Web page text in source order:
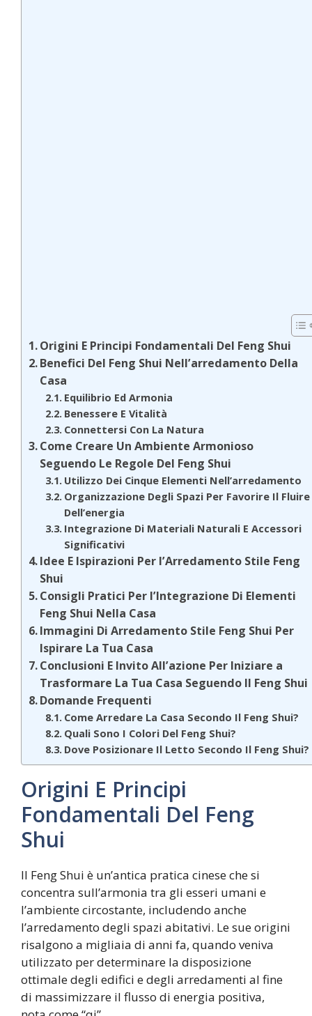
Origini E Principi Fondamentali Del Feng Shui
Benefici Del Feng Shui Nell’arredamento Della
Casa
Equilibrio Ed Armonia
Benessere E Vitalità
Connettersi Con La Natura
Come Creare Un Ambiente Armonioso
Seguendo Le Regole Del Feng Shui
Utilizzo Dei Cinque Elementi Nell’arredamento
Organizzazione Degli Spazi Per Favorire Il Fluire
Dell’energia
Integrazione Di Materiali Naturali E Accessori
Significativi
Idee E Ispirazioni Per l’Arredamento Stile Feng
Shui
Consigli Pratici Per l’Integrazione Di Elementi
Feng Shui Nella Casa
Immagini Di Arredamento Stile Feng Shui Per
Ispirare La Tua Casa
Conclusioni E Invito All’azione Per Iniziare a
Trasformare La Tua Casa Seguendo Il Feng Shui
Domande Frequenti
Come Arredare La Casa Secondo Il Feng Shui?
Quali Sono I Colori Del Feng Shui?
Dove Posizionare Il Letto Secondo Il Feng Shui?
Origini E Principi
Fondamentali Del Feng
Shui
Il Feng Shui è un’antica pratica cinese che si
concentra sull’armonia tra gli esseri umani e
l’ambiente circostante, includendo anche
l’arredamento degli spazi abitativi. Le sue origini
risalgono a migliaia di anni fa, quando veniva
utilizzato per determinare la disposizione
ottimale degli edifici e degli arredamenti al fine
di massimizzare il flusso di energia positiva,